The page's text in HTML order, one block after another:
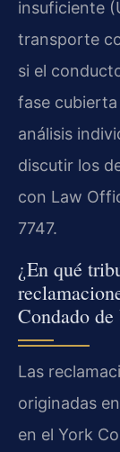
insuficiente
transporte
si el
fase cubierta
análisis
discutir los
con Law
7747.
¿En qué
Condado
Las
originadas
en el York